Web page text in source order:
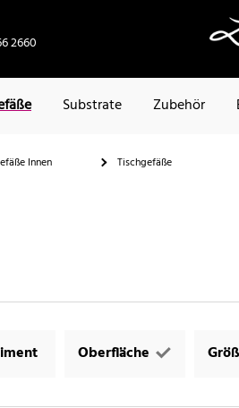
2660
Substrate Zubehör
Innen Tischgefäße
Oberfläche